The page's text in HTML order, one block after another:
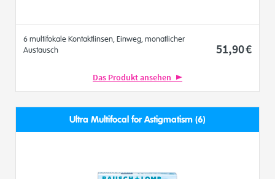
6 multifokale Kontaktlinsen, Einweg, monatlicher
Austausch
51,90€
Das Produkt ansehen
Ultra Multifocal for Astigmatism (6)